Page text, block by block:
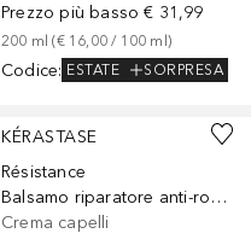
Prezzo più basso € 31,99
200 ml (€ 16,00 / 100 ml)
Codice: ESTATE SORPRESA
KÉRASTASE
Résistance
Balsamo riparatore anti-rottura per capelli deboli e danneggiati
Crema capelli
Sponsorizzato